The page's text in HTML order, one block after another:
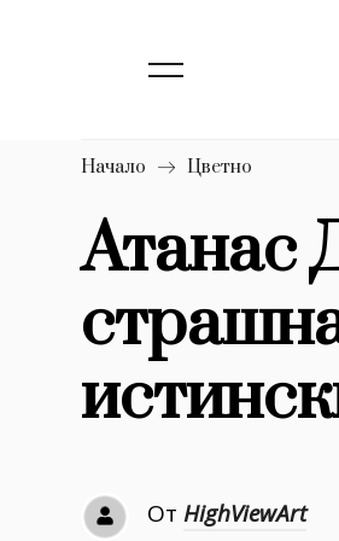
1633
Dialogue
Изкуство
4339
Красота
Дизайн 1272
Книги 1188
30+
1709
Начало Цветно
Атанас
От HighViewArt